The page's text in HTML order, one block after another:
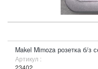
Makel Mimoza розетка б/з
Артикул :
23402